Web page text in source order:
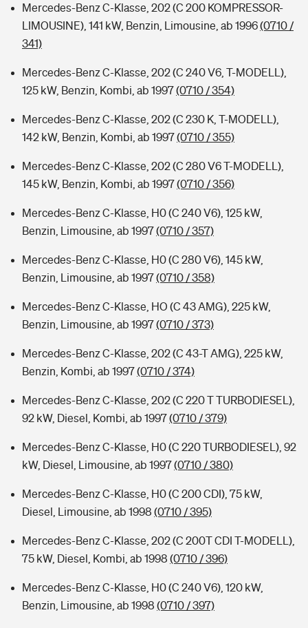
Mercedes-Benz C-Klasse, 202 (C 200 KOMPRESSOR-
LIMOUSINE), 141 kW, Benzin, Limousine, ab 1996(0710 /
341)
Mercedes-Benz C-Klasse, 202 (C 240 V6, T-MODELL),
125 kW, Benzin, Kombi, ab 1997(0710 / 354)
Mercedes-Benz C-Klasse, 202 (C 230 K, T-MODELL),
142 kW, Benzin, Kombi, ab 1997(0710 / 355)
Mercedes-Benz C-Klasse, 202 (C 280 V6 T-MODELL),
145 kW, Benzin, Kombi, ab 1997(0710 / 356)
Mercedes-Benz C-Klasse, H0 (C 240 V6), 125 kW,
Benzin, Limousine, ab 1997(0710 / 357)
Mercedes-Benz C-Klasse, H0 (C 280 V6), 145 kW,
Benzin, Limousine, ab 1997(0710 / 358)
Mercedes-Benz C-Klasse, HO (C 43 AMG), 225 kW,
Benzin, Limousine, ab 1997(0710 / 373)
Mercedes-Benz C-Klasse, 202 (C 43-T AMG), 225 kW,
Benzin, Kombi, ab 1997(0710 / 374)
Mercedes-Benz C-Klasse, 202 (C 220 T TURBODIESEL),
92 kW, Diesel, Kombi, ab 1997(0710 / 379)
Mercedes-Benz C-Klasse, H0 (C 220 TURBODIESEL), 92
kW, Diesel, Limousine, ab 1997(0710 / 380)
Mercedes-Benz C-Klasse, H0 (C 200 CDI), 75 kW,
Diesel, Limousine, ab 1998 (0710 / 395)
Mercedes-Benz C-Klasse, 202 (C 200T CDI T-MODELL),
75 kW, Diesel, Kombi, ab 1998 (0710 / 396)
Mercedes-Benz C-Klasse, H0 (C 240 V6), 120 kW,
Benzin, Limousine, ab 1998 (0710 / 397)